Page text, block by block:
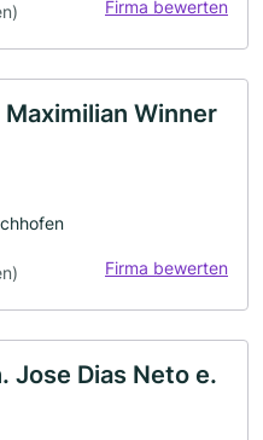
Firma bewerten
Winner
Firma bewerten
Jose Dias Neto e.